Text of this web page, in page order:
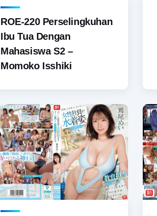
ROE-220 Perselingkuhan
Ibu Tua Dengan
Mahasiswa S2 –
Momoko Isshiki